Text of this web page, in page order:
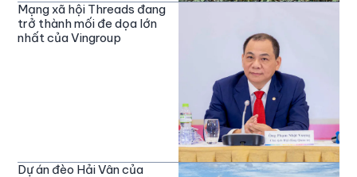
Mạng xã hội Threads đang
trở thành mối đe dọa lớn
nhất của Vingroup
Dự án đèo Hải Vân của